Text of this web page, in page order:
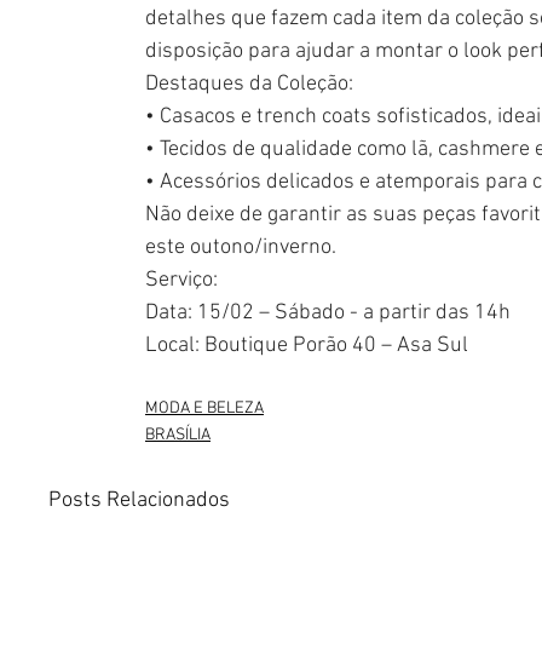
detalhes que fazem cada item da coleção
disposição para ajudar a montar o look
Destaques da Coleção:
• Casacos e trench coats sofisticados,
• Tecidos de qualidade como lã,
• Acessórios delicados e atemporais
Não deixe de garantir as suas peças
este outono/inverno.
Serviço:
Data: 15/02 – Sábado - a partir das 14h
Local: Boutique Porão 40 – Asa Sul
MODA E BELEZA
BRASÍLIA
Posts Relacionados